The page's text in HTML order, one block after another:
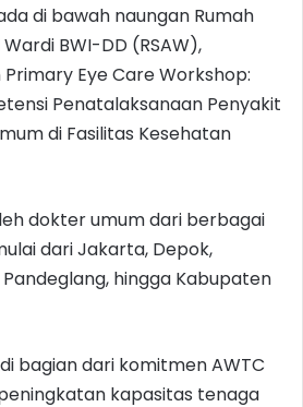
di bawah naungan Rumah
BWI-DD (RSAW),
Eye Care Workshop:
Penatalaksanaan Penyakit
di Fasilitas Kesehatan
dokter umum dari berbagai
dari Jakarta, Depok,
hingga Kabupaten
bagian dari komitmen AWTC
kapasitas tenaga